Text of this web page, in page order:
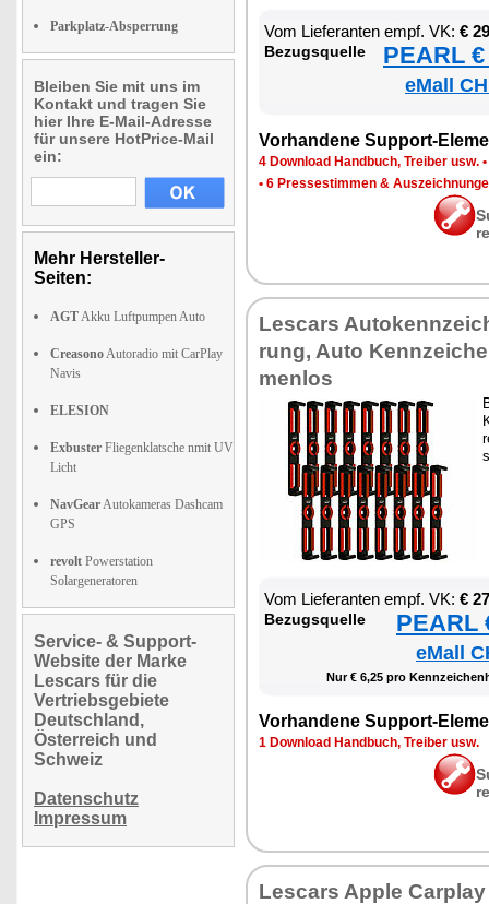
Parkplatz-Absperrung
Bleiben Sie mit uns im
Kontakt und tragen Sie
hier Ihre E-Mail-Adresse
für unsere HotPrice-Mail
ein:
Mehr Hersteller-
Seiten:
AGTAkku Luftpumpen Auto
CreasonoAutoradio mit CarPlay
Navis
ELESION
Exbuster Fliegenklatsche nmit UV
Licht
NavGearAutokameras Dashcam
GPS
revolt Powerstation
Solargeneratoren
Service- & Support-
Website der Marke
Lescars für die
Vertriebsgebiete
Deutschland,
Österreich und
Schweiz
Datenschutz
Impressum
Vom Lie­fe­ran­ten empf. VK: €
Be­zugs­quel­le PEARL
eMall
Vor­han­de­ne Sup­port-
4 Down­load Hand­buch, Trei­ber usw. •
• 6 Pres­se­stim­men &
Les­cars
rung, Au­to
men­los
Vom Lie­fe­ran­ten empf. VK: €
Be­zugs­quel­le PEARL
eMall
Nur € 6,25 pro
Vor­han­de­ne Sup­port-
1 Down­load Hand­buch, Trei­ber usw.
Les­cars App­le